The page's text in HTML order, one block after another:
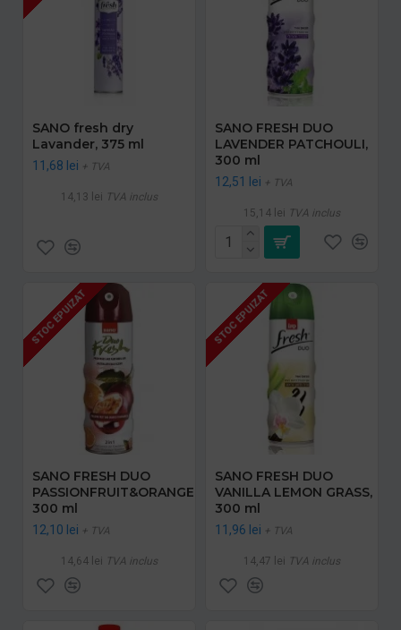
SANO fresh dry
Lavander, 375 ml
11,68 lei + TVA
14,13 lei TVA inclus
SANO FRESH DUO
LAVENDER PATCHOULI,
300 ml
12,51 lei + TVA
15,14 lei TVA inclus
STOC EPUIZAT
SANO FRESH DUO
PASSIONFRUIT&ORANGE,
300 ml
12,10 lei + TVA
14,64 lei TVA inclus
STOC EPUIZAT
SANO FRESH DUO
VANILLA LEMON GRASS,
300 ml
11,96 lei + TVA
14,47 lei TVA inclus